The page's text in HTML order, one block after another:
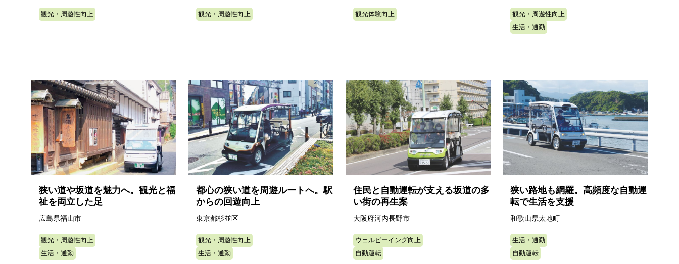
観光・周遊性向上 観光・周遊性向上 観光体験向上
観光・周遊性向上
生活・通勤
狭い道や坂道を魅力へ。観光と福
祉を両立した足
広島県福山市
観光・周遊性向上
生活・通勤
都心の狭い道を周遊ルートへ。駅
からの回遊向上
東京都杉並区
観光・周遊性向上
生活・通勤
住民と自動運転が支える坂道の多
い街の再生案
大阪府河内長野市
ウェルビーイング向上
自動運転
狭い路地も網羅。高頻度な自動運
転で生活を支援
和歌山県太地町
生活・通勤
自動運転